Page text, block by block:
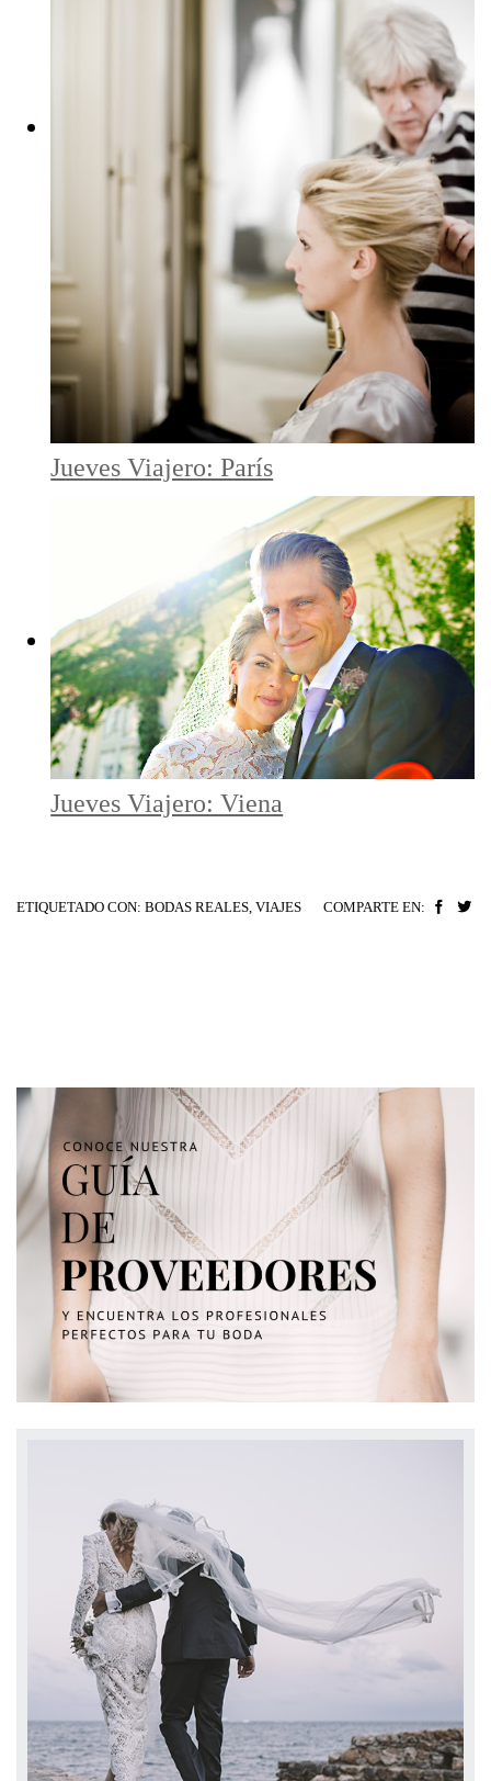
Jueves Viajero: París
Jueves Viajero: Viena
ETIQUETADO CON: BODAS REALES, VIAJES COMPARTE EN: